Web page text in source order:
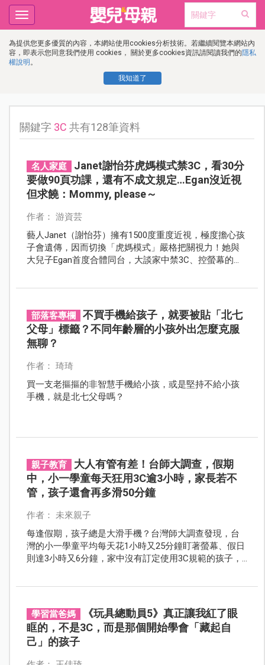
為提供您更多優質的內容，本網站使用cookies分析技術。若繼續閱覽本網站內
容，即表示您同意我們使用 cookies， 關於更多cookies資訊請閱讀我們的隱私
權說明 。
我知道了
Toggle
navigation
關鍵字 3C 共有128筆資料
名人家庭
Janet謝怡芬虎媽模式禁3C，看30分
要做90頁功課，還有不成文規定…Egan沒近視
但求饒：Mommy, please～
作者： 游資芸
藝人Janet（謝怡芬）擁有1500度重度近視，極度擔心孩
子會遺傳，因而切換「虎媽模式」嚴格把關視力！她與
大兒子Egan首度合體同台，大談家中禁3C、控螢幕的妙
部落客專欄
不買手機給孩子，就要被貼「北七
父母」標籤？不同年齡層的小孩外出怎麼克服
無聊？
作者： 琦琦
買一支老摳摳的非智慧手機給小孩，或是堅持不給小孩
手機，就是北七父母嗎？
親子教育
大人有管有差！台師大調查，假期
中，小一學童每天狂用3C逾3小時，家長若不
管，孩子還會再多滑50分鐘
作者： 未來親子
每逢假期，孩子總是大滑手機？台灣師大調查發現，台
灣的小一學童平均每天花1小時又25分鐘盯著螢幕、假日
則達3小時又6分鐘，家中沒有訂定使用3C規範的孩子，
學習當爸媽
《玩具總動員5》真正讓我紅了眼
眶的，不是3C，而是那個開始學會「藏起自
己」的孩子